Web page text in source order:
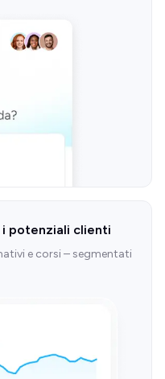
potenziali clienti
e corsi – segmentati